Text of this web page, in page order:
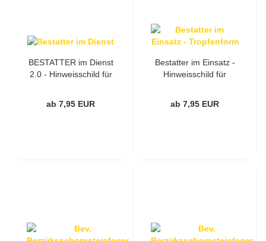
BESTATTER im Dienst
2.0 - Hinweisschild für
ab 7,95 EUR
Bestatter im Einsatz -
Hinweisschild für
ab 7,95 EUR